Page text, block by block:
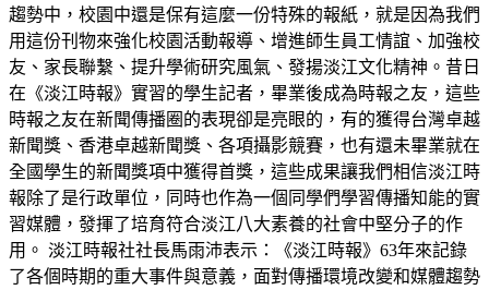
趨勢中，校園中還是保有這麼一份特殊的報紙，就是因為我們
用這份刊物來強化校園活動報導、增進師生員工情誼、加強校
友、家長聯繫、提升學術研究風氣、發揚淡江文化精神。昔日
在《淡江時報》實習的學生記者，畢業後成為時報之友，這些
時報之友在新聞傳播圈的表現卻是亮眼的，有的獲得台灣卓越
新聞獎、香港卓越新聞獎、各項攝影競賽，也有還未畢業就在
全國學生的新聞獎項中獲得首獎，這些成果讓我們相信淡江時
報除了是行政單位，同時也作為一個同學們學習傳播知能的實
習媒體，發揮了培育符合淡江八大素養的社會中堅分子的作
用。 淡江時報社社長馬雨沛表示：《淡江時報》63年來記錄
了各個時期的重大事件與意義，面對傳播環境改變和媒體趨勢